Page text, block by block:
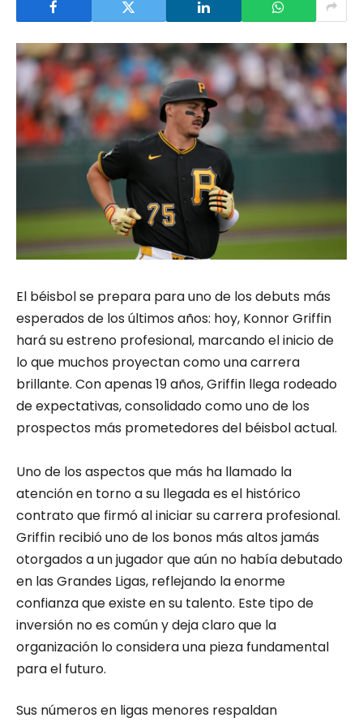
El béisbol se prepara para uno de los debuts más
esperados de los últimos años: hoy, Konnor Griffin
hará su estreno profesional, marcando el inicio de
lo que muchos proyectan como una carrera
brillante. Con apenas 19 años, Griffin llega rodeado
de expectativas, consolidado como uno de los
prospectos más prometedores del béisbol actual.
Uno de los aspectos que más ha llamado la
atención en torno a su llegada es el histórico
contrato que firmó al iniciar su carrera profesional.
Griffin recibió uno de los bonos más altos jamás
otorgados a un jugador que aún no había debutado
en las Grandes Ligas, reflejando la enorme
confianza que existe en su talento. Este tipo de
inversión no es común y deja claro que la
organización lo considera una pieza fundamental
para el futuro.
Sus números en ligas menores respaldan